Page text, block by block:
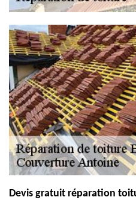
Devis gratuit réparation